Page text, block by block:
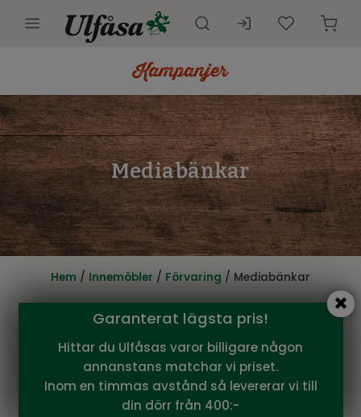
Innemöbler
Inredning
Presentkort
Butik
Kundtjänst
Kampanjer
Mediabänkar
Hem / Innemöbler / Förvaring / Mediabänkar
Garanterat lägsta pris!
Hittar du Ulfåsas varor billigare någon
annanstans matchar vi priset.
Inom en timmas avstånd så levererar vi till
din dörr från 400:-